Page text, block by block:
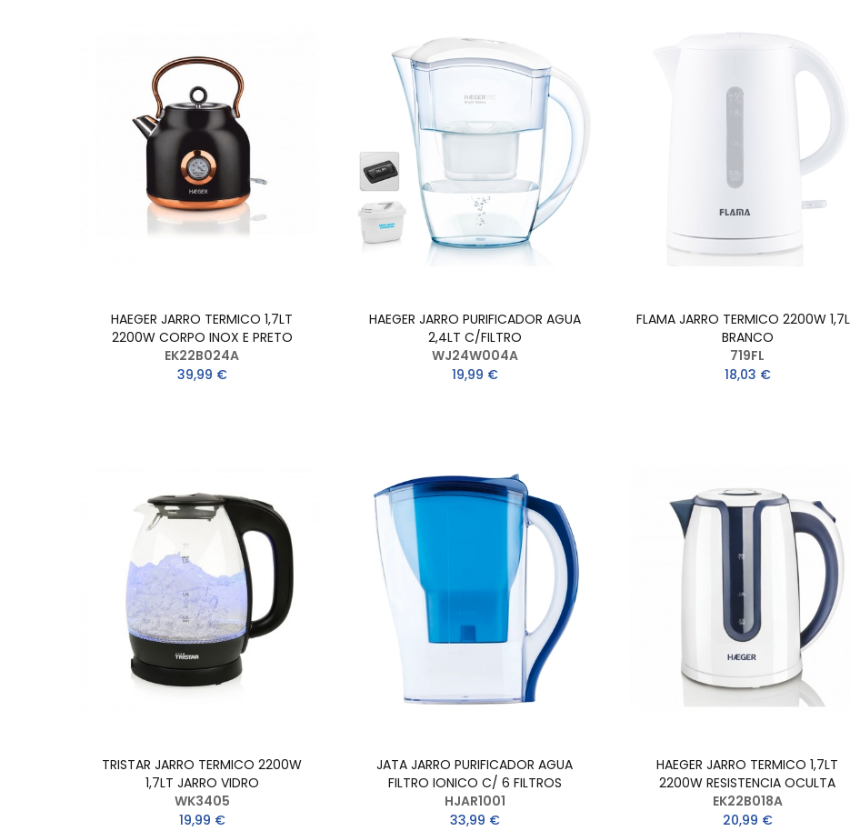
HAEGER JARRO TERMICO 1,7LT
2200W CORPO INOX E PRETO
EK22B024A
39,99 €
HAEGER JARRO PURIFICADOR AGUA
2,4LT C/FILTRO
WJ24W004A
19,99 €
FLAMA JARRO TERMICO 2200W
BRANCO
719FL
18,03 €
TRISTAR JARRO TERMICO 2200W
1,7LT JARRO VIDRO
WK3405
19,99 €
JATA JARRO PURIFICADOR AGUA
FILTRO IONICO C/ 6 FILTROS
HJAR1001
33,99 €
HAEGER JARRO TERMICO 1,7LT
2200W RESISTENCIA OCULTA
EK22B018A
20,99 €